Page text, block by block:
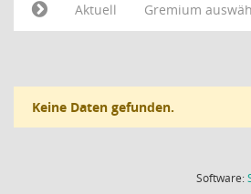
Aktuell
Gremium
Keine Daten gefunden.
Software: